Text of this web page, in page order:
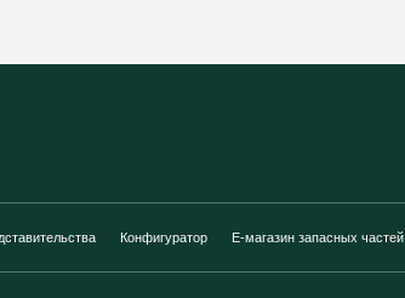
Конфигуратор E-магазин запасных частей